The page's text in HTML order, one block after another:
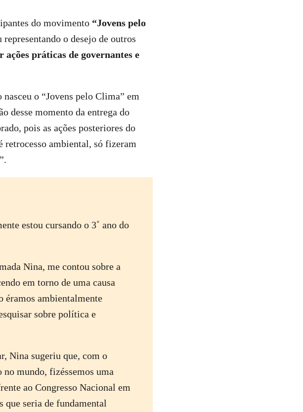
do movimento “Jovens pelo
o desejo de outros
ações práticas de governantes e
o “Jovens pelo Clima” em
desse momento da entrega do
pois as ações posteriores do
retrocesso ambiental, só fizeram
estou cursando o 3˚ ano do
Nina, me contou sobre a
em torno de uma causa
éramos ambientalmente
sobre política e
Nina sugeriu que, com o
no mundo, fizéssemos uma
ao Congresso Nacional em
que seria de fundamental